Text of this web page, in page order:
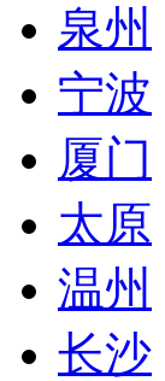
泉州
宁波
厦门
太原
温州
长沙